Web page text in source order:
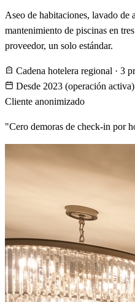
Aseo de habitaciones, lavado de
mantenimiento de piscinas en
proveedor, un solo estándar.
Cadena hotelera regional · 3
Desde 2023 (operación activa)
Cliente anonimizado
"Cero demoras de check-in por